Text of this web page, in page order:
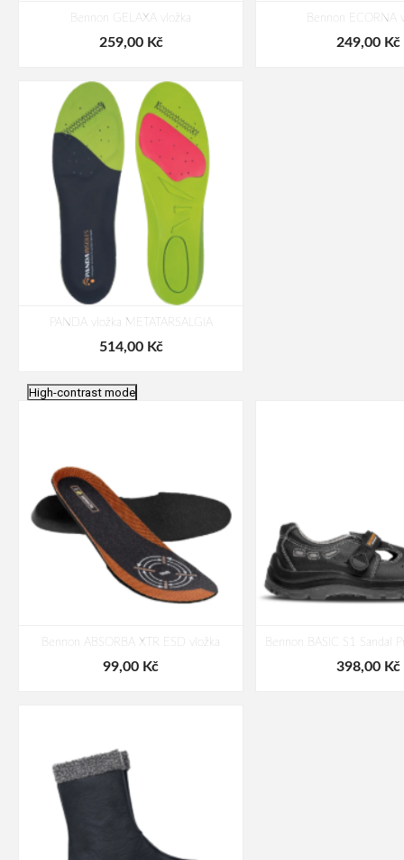
Bennon GELAXA vložka
259,00 Kč
Bennon ECORNA
249,00 Kč
PANDA vložka METATARSALGIA
514,00 Kč
High-contrast mode
Bennon ABSORBA XTR ESD vložka
99,00 Kč
Bennon BASIC S1 Sandal
398,00 Kč